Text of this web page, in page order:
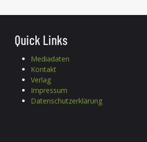
Quick Links
Mediadaten
Kontakt
Verlag
Impressum
Datenschutzerklärung